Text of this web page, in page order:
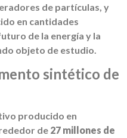
de partículas, y
en cantidades
de la energía y la
objeto de estudio.
sintético de
producido en
de 27 millones de